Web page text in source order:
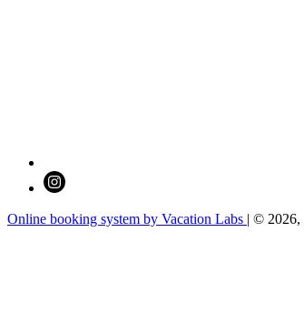
Online booking system by Vacation Labs | © 2026,